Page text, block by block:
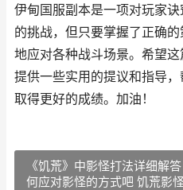
伊甸国服副本是一项对玩家
的挑战，但只要掌握了正确
地应对各种战斗场景。希望
提供一些实用的提议和指导
取得更好的成绩。加油！
《饥荒》中影怪打法详细解
何应对影怪的方式吧 饥荒影